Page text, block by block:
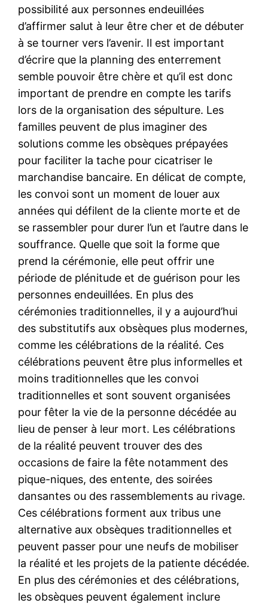
possibilité aux personnes endeuillées
d’affirmer salut à leur être cher et de débuter
à se tourner vers l’avenir. Il est important
d’écrire que la planning des enterrement
semble pouvoir être chère et qu’il est donc
important de prendre en compte les tarifs
lors de la organisation des sépulture. Les
familles peuvent de plus imaginer des
solutions comme les obsèques prépayées
pour faciliter la tache pour cicatriser le
marchandise bancaire. En délicat de compte,
les convoi sont un moment de louer aux
années qui défilent de la cliente morte et de
se rassembler pour durer l’un et l’autre dans le
souffrance. Quelle que soit la forme que
prend la cérémonie, elle peut offrir une
période de plénitude et de guérison pour les
personnes endeuillées. En plus des
cérémonies traditionnelles, il y a aujourd’hui
des substitutifs aux obsèques plus modernes,
comme les célébrations de la réalité. Ces
célébrations peuvent être plus informelles et
moins traditionnelles que les convoi
traditionnelles et sont souvent organisées
pour fêter la vie de la personne décédée au
lieu de penser à leur mort. Les célébrations
de la réalité peuvent trouver des des
occasions de faire la fête notamment des
pique-niques, des entente, des soirées
dansantes ou des rassemblements au rivage.
Ces célébrations forment aux tribus une
alternative aux obsèques traditionnelles et
peuvent passer pour une neufs de mobiliser
la réalité et les projets de la patiente décédée.
En plus des cérémonies et des célébrations,
les obsèques peuvent également inclure